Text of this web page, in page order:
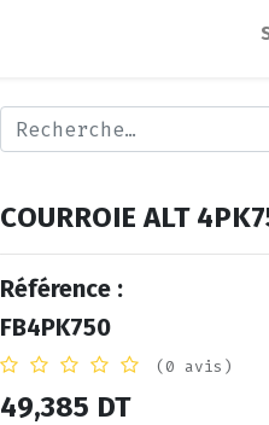
COURROIE ALT
Référence :
FB4PK750
(0 avis)
49,385 DT